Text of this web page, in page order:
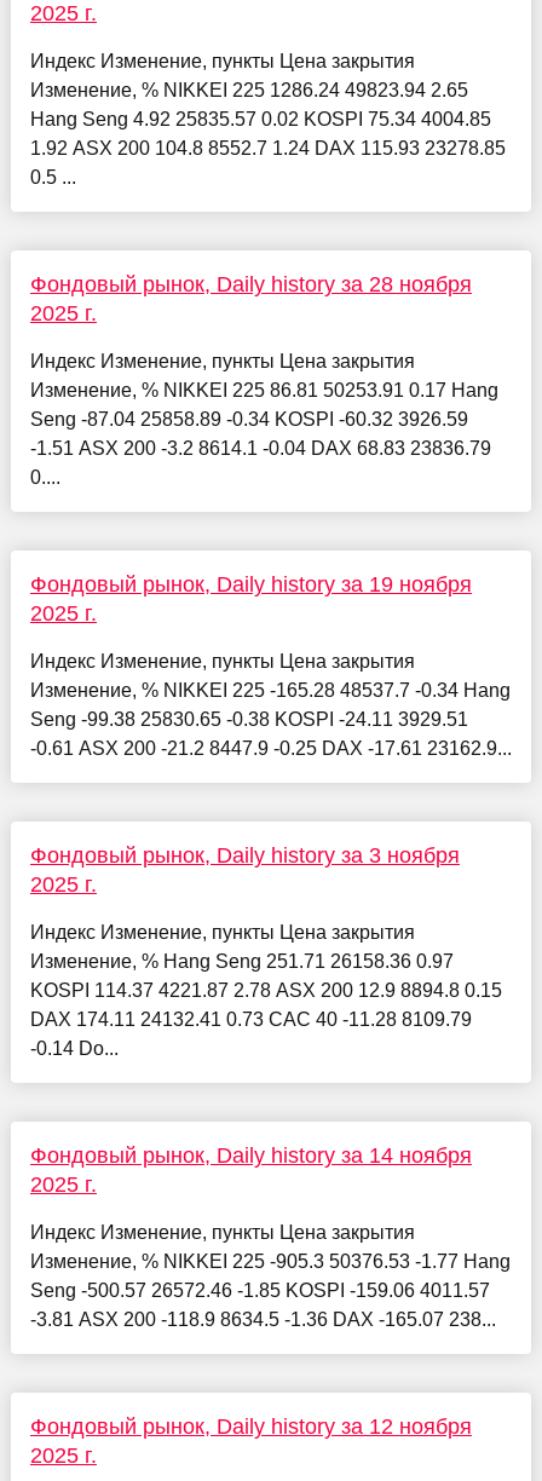
2025 г.
Индекс Изменение, пункты Цена закрытия
Изменение, % NIKKEI 225 1286.24 49823.94 2.65
Hang Seng 4.92 25835.57 0.02 KOSPI 75.34 4004.85
1.92 ASX 200 104.8 8552.7 1.24 DAX 115.93 23278.85
0.5 ...
Фондовый рынок, Daily history за 28 ноября
2025 г.
Индекс Изменение, пункты Цена закрытия
Изменение, % NIKKEI 225 86.81 50253.91 0.17 Hang
Seng -87.04 25858.89 -0.34 KOSPI -60.32 3926.59
-1.51 ASX 200 -3.2 8614.1 -0.04 DAX 68.83 23836.79
0....
Фондовый рынок, Daily history за 19 ноября
2025 г.
Индекс Изменение, пункты Цена закрытия
Изменение, % NIKKEI 225 -165.28 48537.7 -0.34 Hang
Seng -99.38 25830.65 -0.38 KOSPI -24.11 3929.51
-0.61 ASX 200 -21.2 8447.9 -0.25 DAX -17.61 23162.9...
Фондовый рынок, Daily history за 3 ноября
2025 г.
Индекс Изменение, пункты Цена закрытия
Изменение, % Hang Seng 251.71 26158.36 0.97
KOSPI 114.37 4221.87 2.78 ASX 200 12.9 8894.8 0.15
DAX 174.11 24132.41 0.73 CAC 40 -11.28 8109.79
-0.14 Do...
Фондовый рынок, Daily history за 14 ноября
2025 г.
Индекс Изменение, пункты Цена закрытия
Изменение, % NIKKEI 225 -905.3 50376.53 -1.77 Hang
Seng -500.57 26572.46 -1.85 KOSPI -159.06 4011.57
-3.81 ASX 200 -118.9 8634.5 -1.36 DAX -165.07 238...
Фондовый рынок, Daily history за 12 ноября
2025 г.